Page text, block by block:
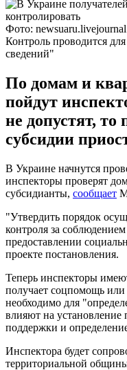
Фото:
Контроль проводится
сведений"
По домам и
пойдут
не допустят, то
субсидии
В Украине начнутся
инспекторы проверят
субсидианты, сообщает
"Утвердить порядок
контроля за
предоставлении
проекте постановления.
Теперь инспекторы
получает соцпомощь или
необходимо для
влияют на установление
поддержки и
Инспектора будет
территориальной